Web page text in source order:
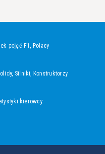
pojęć F1 Polacy
, Silniki Konstruktorzy
kierowcy